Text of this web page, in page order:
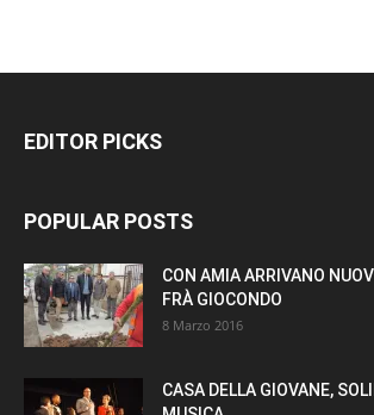
EDITOR PICKS
POPULAR POSTS
CON AMIA ARRIVANO
FRÀ GIOCONDO
8 Marzo 2016
CASA DELLA GIOVANE,